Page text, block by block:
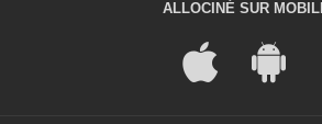
ALLOCINÉ SUR